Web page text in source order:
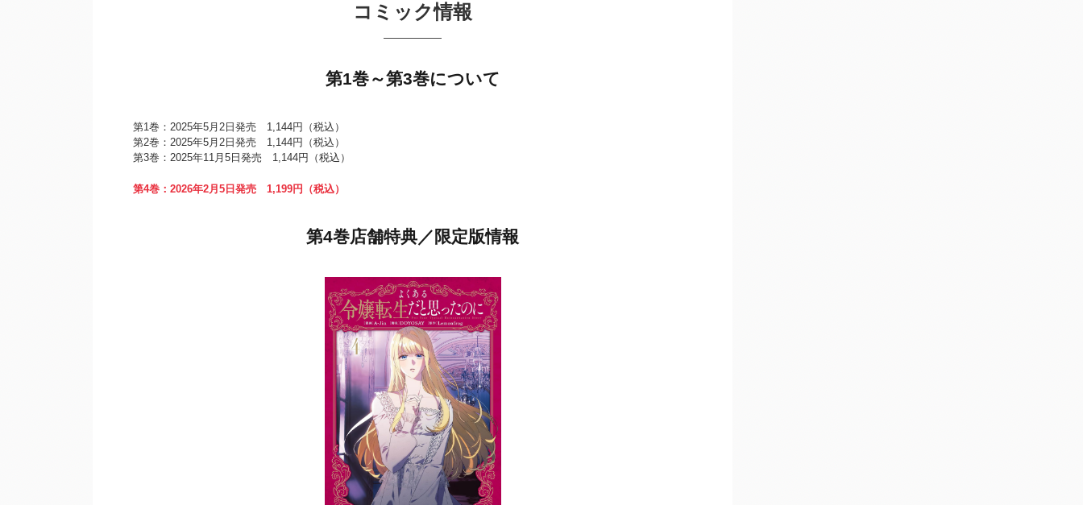
コミック情報
第1巻～第3巻について
第1巻：2025年5月2日発売 1,144円（税込）
第2巻：2025年5月2日発売 1,144円（税込）
第3巻：2025年11月5日発売 1,144円（税込）
第4巻：2026年2月5日発売 1,199円（税込）
第4巻店舗特典／限定版情報